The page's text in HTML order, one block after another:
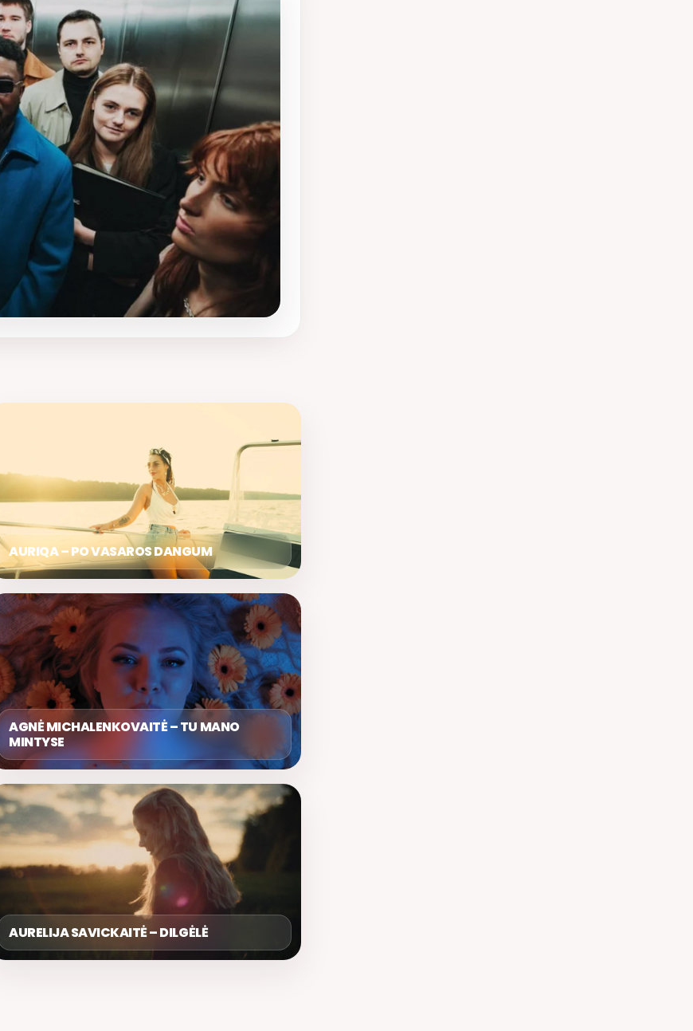
AURIQA – PO VASAROS DANGUM
AGNĖ MICHALENKOVAITĖ – TU MANO
MINTYSE
AURELIJA SAVICKAITĖ – DILGĖLĖ